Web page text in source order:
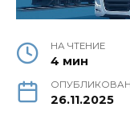
НА ЧТЕНИЕ
4 мин
26.11.2025